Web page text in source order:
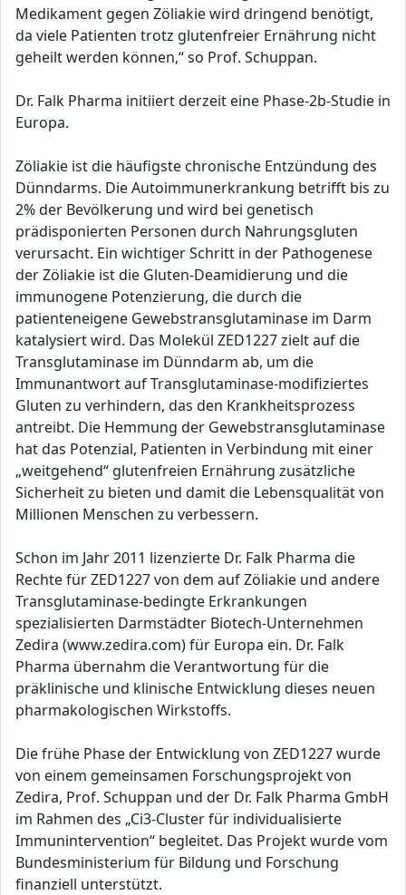
Medikament gegen Zöliakie wird dringend benötigt,
da viele Patienten trotz glutenfreier Ernährung nicht
geheilt werden können,“ so Prof. Schuppan.
Dr. Falk Pharma initiiert derzeit eine Phase-2b-Studie in
Europa.
Zöliakie ist die häufigste chronische Entzündung des
Dünndarms. Die Autoimmunerkrankung betrifft bis zu
2% der Bevölkerung und wird bei genetisch
prädisponierten Personen durch Nahrungsgluten
verursacht. Ein wichtiger Schritt in der Pathogenese
der Zöliakie ist die Gluten-Deamidierung und die
immunogene Potenzierung, die durch die
patienteneigene Gewebstransglutaminase im Darm
katalysiert wird. Das Molekül ZED1227 zielt auf die
Transglutaminase im Dünndarm ab, um die
Immunantwort auf Transglutaminase-modifiziertes
Gluten zu verhindern, das den Krankheitsprozess
antreibt. Die Hemmung der Gewebstransglutaminase
hat das Potenzial, Patienten in Verbindung mit einer
„weitgehend“ glutenfreien Ernährung zusätzliche
Sicherheit zu bieten und damit die Lebensqualität von
Millionen Menschen zu verbessern.
Schon im Jahr 2011 lizenzierte Dr. Falk Pharma die
Rechte für ZED1227 von dem auf Zöliakie und andere
Transglutaminase-bedingte Erkrankungen
spezialisierten Darmstädter Biotech-Unternehmen
Zedira (www.zedira.com) für Europa ein. Dr. Falk
Pharma übernahm die Verantwortung für die
präklinische und klinische Entwicklung dieses neuen
pharmakologischen Wirkstoffs.
Die frühe Phase der Entwicklung von ZED1227 wurde
von einem gemeinsamen Forschungsprojekt von
Zedira, Prof. Schuppan und der Dr. Falk Pharma GmbH
im Rahmen des „Ci3-Cluster für individualisierte
Immunintervention“ begleitet. Das Projekt wurde vom
Bundesministerium für Bildung und Forschung
finanziell unterstützt.